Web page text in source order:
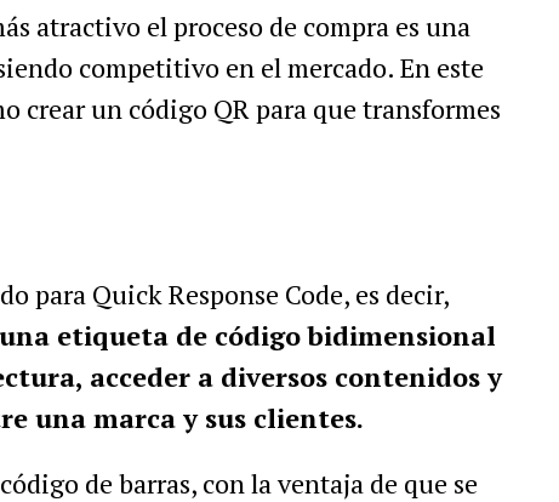
atractivo el proceso de compra es una
competitivo en el mercado. En este
crear un código QR para que transformes
para Quick Response Code, es decir,
etiqueta de código bidimensional
acceder a diversos contenidos y
una marca y sus clientes.
de barras, con la ventaja de que se